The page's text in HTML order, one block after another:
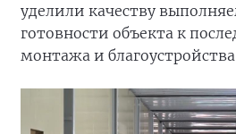
уделили качеству
готовности объекта к
монтажа и